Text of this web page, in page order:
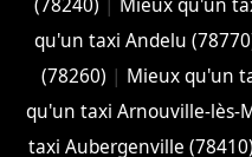
(78240) Mieux qu'un
qu'un taxi Andelu
(78260) | Mieux qu'un
qu'un taxi Arnouville-lès-
taxi Aubergenville (78410)